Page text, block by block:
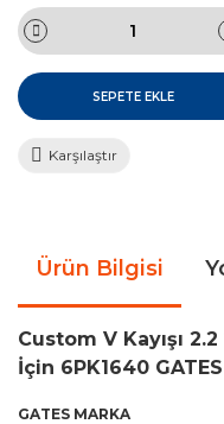
SEPETE EKLE
Karşılaştır
Ürün Bilgisi
Custom V Kayışı
İçin 6PK1640 GATES
GATES MARKA